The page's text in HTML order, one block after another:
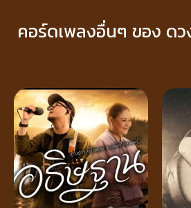
คอร์ดเพลงอื่นๆ ของ ดว